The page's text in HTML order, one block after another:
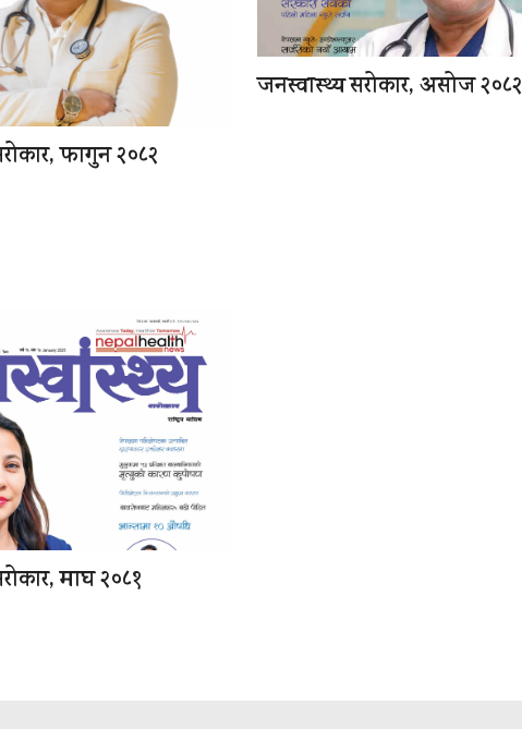
फागुन २०८२
जनस्वास्थ्य सरोकार, असोज २०८२
माघ २०८१